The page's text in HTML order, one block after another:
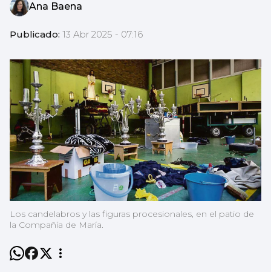
Ana Baena
Publicado: 13 Abr 2025 - 07:16
Los candelabros y las figuras procesionales, en el patio de
la Compañía de María.